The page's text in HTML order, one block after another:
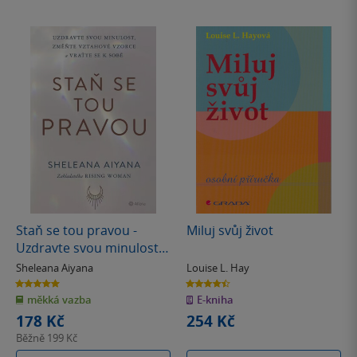
Staň se tou pravou -
Uzdravte svou minulost,
změňte vztahové vzorce a
vraťte se k sobě
Sheleana Aiyana
5.0
z
5
hvězdiček
měkká vazba
178 Kč
Běžně 199 Kč
Miluj svůj život
Louise L. Hay
4.5
z
5
hvězdiček
E-kniha
254 Kč